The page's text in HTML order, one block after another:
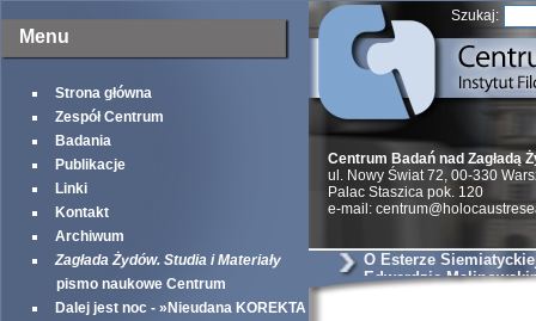
Menu
Strona główna
Zespół Centrum
Badania
Publikacje
Linki
Kontakt
Archiwum
Zagłada Żydów. Studia i Materiały
pismo naukowe Centrum
Dalej jest noc - »Nieudana KOREKTA
Szukaj:
Centrum Badań nad Zagładą
ul. Nowy Świat 72, 00-330
Palac Staszica pok. 120
e-mail:
O Esterze
Edwardzie